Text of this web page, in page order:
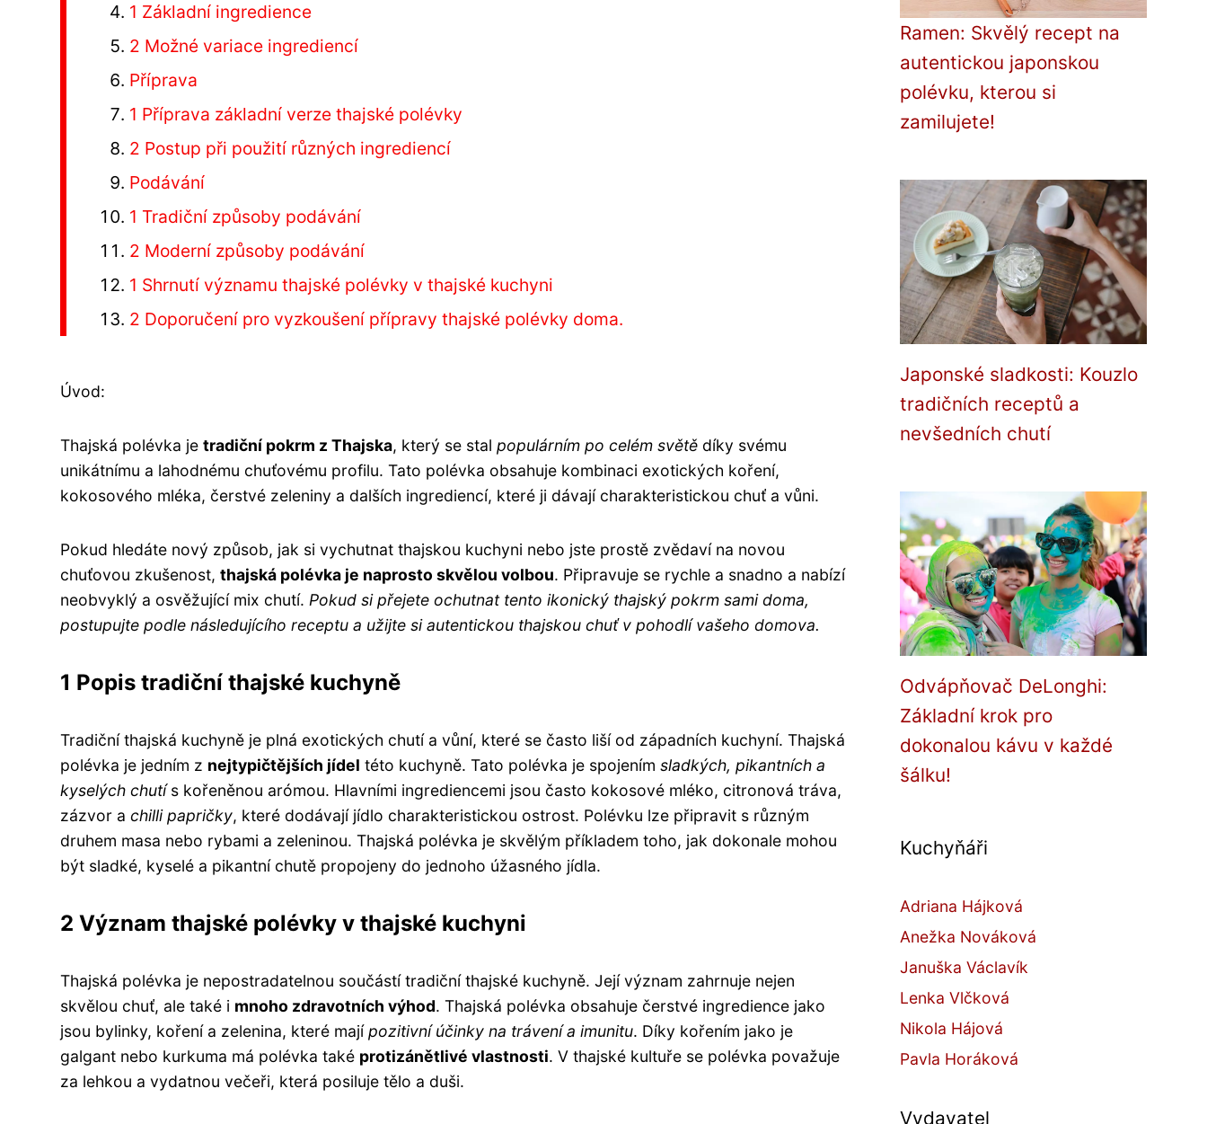
1 Základní ingredience
2 Možné variace ingrediencí
Příprava
1 Příprava základní verze thajské polévky
2 Postup při použití různých ingrediencí
Podávání
1 Tradiční způsoby podávání
2 Moderní způsoby podávání
1 Shrnutí významu thajské polévky v thajské kuchyni
2 Doporučení pro vyzkoušení přípravy thajské polévky doma.
Úvod:
Thajská polévka je tradiční pokrm z Thajska, který se stal populárním po celém světě díky svému
unikátnímu a lahodnému chuťovému profilu. Tato polévka obsahuje kombinaci exotických koření,
kokosového mléka, čerstvé zeleniny a dalších ingrediencí, které ji dávají charakteristickou chuť a vůni.
Pokud hledáte nový způsob, jak si vychutnat thajskou kuchyni nebo jste prostě zvědaví na novou
chuťovou zkušenost, thajská polévka je naprosto skvělou volbou. Připravuje se rychle a snadno a nabízí
neobvyklý a osvěžující mix chutí. Pokud si přejete ochutnat tento ikonický thajský pokrm sami doma,
postupujte podle následujícího receptu a užijte si autentickou thajskou chuť v pohodlí vašeho domova.
1 Popis tradiční thajské kuchyně
Tradiční thajská kuchyně je plná exotických chutí a vůní, které se často liší od západních kuchyní. Thajská
polévka je jedním z nejtypičtějších jídel této kuchyně. Tato polévka je spojením sladkých, pikantních a
kyselých chutís kořeněnou arómou. Hlavními ingrediencemi jsou často kokosové mléko, citronová tráva,
zázvor a chilli papričky, které dodávají jídlo charakteristickou ostrost. Polévku lze připravit s různým
druhem masa nebo rybami a zeleninou. Thajská polévka je skvělým příkladem toho, jak dokonale mohou
být sladké, kyselé a pikantní chutě propojeny do jednoho úžasného jídla.
2 Význam thajské polévky v thajské kuchyni
Thajská polévka je nepostradatelnou součástí tradiční thajské kuchyně. Její význam zahrnuje nejen
skvělou chuť, ale také i mnoho zdravotních výhod. Thajská polévka obsahuje čerstvé ingredience jako
jsou bylinky, koření a zelenina, které majípozitivní účinky na trávení a imunitu. Díky kořením jako je
galgant nebo kurkuma má polévka také protizánětlivé vlastnosti. V thajské kultuře se polévka považuje
za lehkou a vydatnou večeři, která posiluje tělo a duši.
Ramen: Skvělý recept na
autentickou japonskou
polévku, kterou si
zamilujete!
Japonské sladkosti: Kouzlo
tradičních receptů a
nevšedních chutí
Odvápňovač DeLonghi:
Základní krok pro
dokonalou kávu v každé
šálku!
Kuchyňáři
Adriana Hájková
Anežka Nováková
Januška Václavík
Lenka Vlčková
Nikola Hájová
Pavla Horáková
Vydavatel